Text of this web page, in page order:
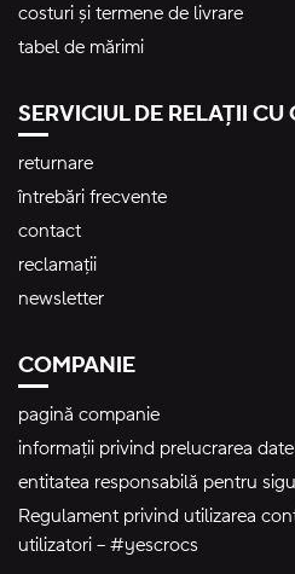
costuri și termene de livrare
tabel de mărimi
SERVICIUL DE RELAȚII CU
returnare
întrebări frecvente
contact
reclamații
newsletter
COMPANIE
pagină companie
informații privind prelucrarea
entitatea responsabilă pentru
Regulament privind utilizarea
utilizatori – #yescrocs